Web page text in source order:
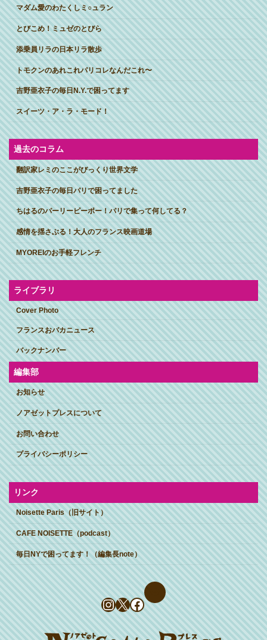
マダム愛のわたくしミ○ュラン
とびこめ！ミュゼのとびら
添乗員リラの日本リラ散歩
トモクンのあれこれパリコレなんだこれ〜
吉野亜衣子の毎日N.Y.で困ってます
スイーツ・ア・ラ・モード！
過去のコラム
翻訳家レミのここがびっくり世界文学
吉野亜衣子の毎日パリで困ってました
ちはるのパーリーピーポー！パリで集って何してる？
感情を揺さぶる！大人のフランス映画道場
MYOREIのお手軽フレンチ
ライブラリ
Cover Photo
フランスおバカニュース
バックナンバー
編集部
お知らせ
ノアゼットプレスについて
お問い合わせ
プライバシーポリシー
リンク
Noisette Paris（旧サイト）
CAFE NOISETTE（podcast）
毎日NYで困ってます！（編集長note）
Instagram
X Facebook